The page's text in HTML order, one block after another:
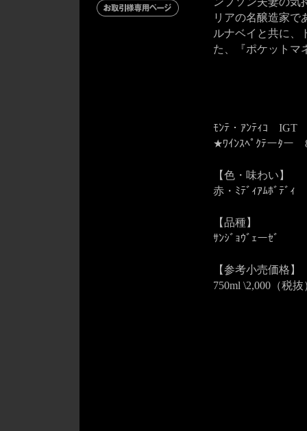
リアの名醸造家で
ルナベイと共に、
た、『ポケットマ
ﾓﾝﾃ・ｱﾝﾃｨｺ IGT
★ﾜｲﾝｽﾍﾟｸﾃーﾀー
【色・味わい】
赤・ﾐﾃﾞｨｱﾑﾎﾞﾃﾞｨ
【品種】
ｻﾝｼﾞｮｳﾞｪーｾﾞ
【参考小売価格】
750ml \2,000（税抜